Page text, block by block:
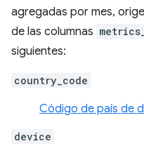
agregadas por mes,
de las columnas
siguientes:
country_code
Código de país de
device